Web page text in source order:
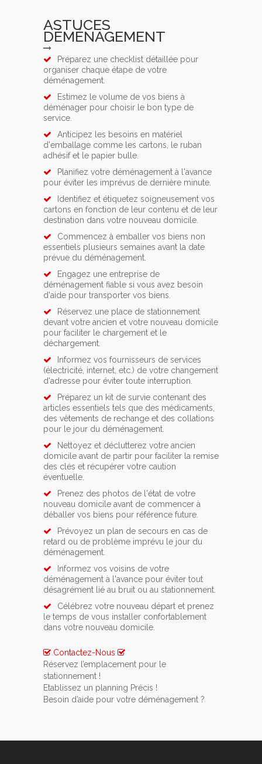
ASTUCES
DÉMÉNAGEMENT
Préparez une checklist détaillée pour
organiser chaque étape de votre
déménagement.
Estimez le volume de vos biens à
déménager pour choisir le bon type de
service.
Anticipez les besoins en matériel
d'emballage comme les cartons, le ruban
adhésif et le papier bulle.
Planifiez votre déménagement à l'avance
pour éviter les imprévus de dernière minute.
Identifiez et étiquetez soigneusement vos
cartons en fonction de leur contenu et de leur
destination dans votre nouveau domicile.
Commencez à emballer vos biens non
essentiels plusieurs semaines avant la date
prévue du déménagement.
Engagez une entreprise de
déménagement fiable si vous avez besoin
d'aide pour transporter vos biens.
Réservez une place de stationnement
devant votre ancien et votre nouveau domicile
pour faciliter le chargement et le
déchargement.
Informez vos fournisseurs de services
(électricité, internet, etc.) de votre changement
d'adresse pour éviter toute interruption.
Préparez un kit de survie contenant des
articles essentiels tels que des médicaments,
des vêtements de rechange et des collations
pour le jour du déménagement.
Nettoyez et déclutterez votre ancien
domicile avant de partir pour faciliter la remise
des clés et récupérer votre caution
éventuelle.
Prenez des photos de l'état de votre
nouveau domicile avant de commencer à
déballer vos biens pour référence future.
Prévoyez un plan de secours en cas de
retard ou de problème imprévu le jour du
déménagement.
Informez vos voisins de votre
déménagement à l'avance pour éviter tout
désagrément lié au bruit ou au stationnement.
Célébrez votre nouveau départ et prenez
le temps de vous installer confortablement
dans votre nouveau domicile.
Contactez-Nous
Réservez l’emplacement pour le
stationnement !
Si vous avez opté pour un service de location
de lift ou de monte meuble, n’oubliez pas de
Etablissez un planning Précis !
Pour rendre votre déménagement le moins
Besoin d’aide pour votre déménagement ?